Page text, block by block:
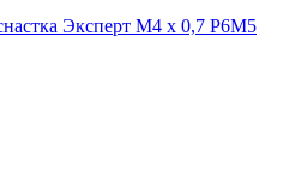
Эксперт M4 x 0,7 P6M5